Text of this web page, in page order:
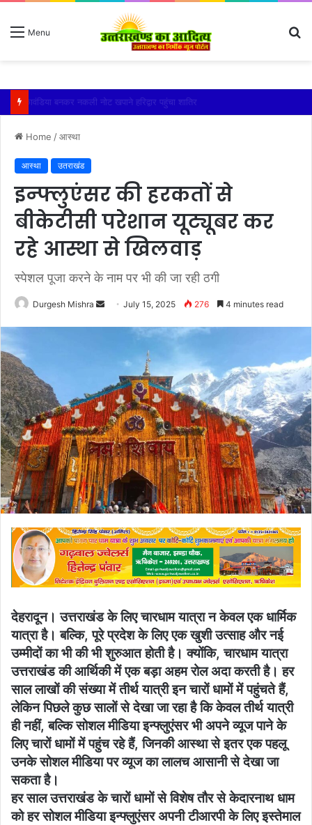
Menu
बंद घरों में चोरी करने वाले तीन शातिर चोर गिरफ्तार
Home /आस्था
आस्था उतराखंड
इन्फ्लुएंसर की हरकतों से
बीकेटीसी परेशान यूट्यूबर कर
रहे आस्था से खिलवाड़
स्पेशल पूजा करने के नाम पर भी की जा रही ठगी
Durgesh Mishra
Send July 15, 2025 276 4 minutes read
देहरादून। उत्तराखंड के लिए चारधाम यात्रा न केवल एक धार्मिक
यात्रा है। बल्कि, पूरे प्रदेश के लिए एक खुशी उत्साह और नई
उम्मीदों का भी की भी शुरुआत होती है। क्योंकि, चारधाम यात्रा
उत्तराखंड की आर्थिकी में एक बड़ा अहम रोल अदा करती है। हर
साल लाखों की संख्या में तीर्थ यात्री इन चारों धामों में पहुंचते हैं,
लेकिन पिछले कुछ सालों से देखा जा रहा है कि केवल तीर्थ यात्री
ही नहीं, बल्कि सोशल मीडिया इन्फ्लुएंसर भी अपने व्यूज पाने के
लिए चारों धामों में पहुंच रहे हैं, जिनकी आस्था से इतर एक पहलू
उनके सोशल मीडिया पर व्यूज का लालच आसानी से देखा जा
सकता है।
हर साल उत्तराखंड के चारों धामों से विशेष तौर से केदारनाथ धाम
को हर सोशल मीडिया इन्फ्लुएंसर अपनी टीआरपी के लिए इस्तेमाल